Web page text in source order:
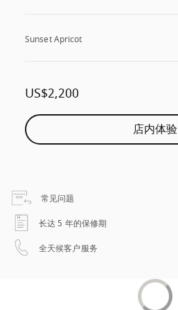
Sunset Apricot
US$2,200
店内体验
常见问题
长达 5 年的保修期
全天候客户服务